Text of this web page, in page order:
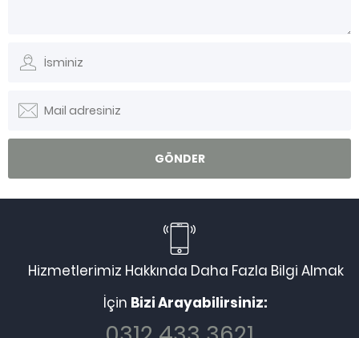
Hizmetlerimiz Hakkında Daha Fazla Bilgi Almak
İçin Bizi Arayabilirsiniz: